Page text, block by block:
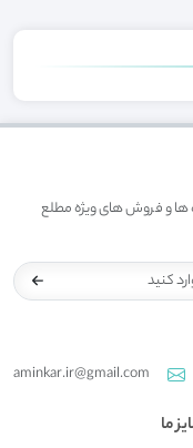
ها و فروش های ویژه مطلع
aminkar.ir@gmail.com
ما